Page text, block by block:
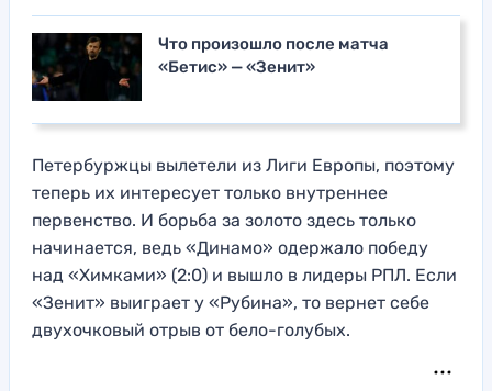
Что произошло после матча
«Бетис» — «Зенит»
Петербуржцы вылетели из Лиги Европы, поэтому
теперь их интересует только внутреннее
первенство. И борьба за золото здесь только
начинается, ведь «Динамо» одержало победу
над «Химками» (2:0) и вышло в лидеры РПЛ. Если
«Зенит» выиграет у «Рубина», то вернет себе
двухочковый отрыв от бело-голубых.